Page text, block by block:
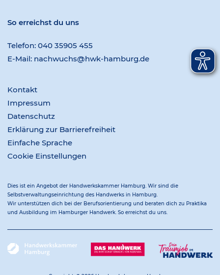
Kontakt
Impressum
Datenschutz
Erklärung zur Barrierefreiheit
Einfache Sprache
Cookie Einstellungen
So erreichst du uns
Telefon: 040 35905 455
E-Mail: nachwuchs@hwk-hamburg.de
Dies ist ein Angebot der Handwerkskammer Hamburg. Wir sind die
Selbstverwaltungseinrichtung des Handwerks in Hamburg.
Wir unterstützen dich bei der Berufsorientierung und beraten dich zu Praktika
und Ausbildung im Hamburger Handwerk. So erreichst du uns.